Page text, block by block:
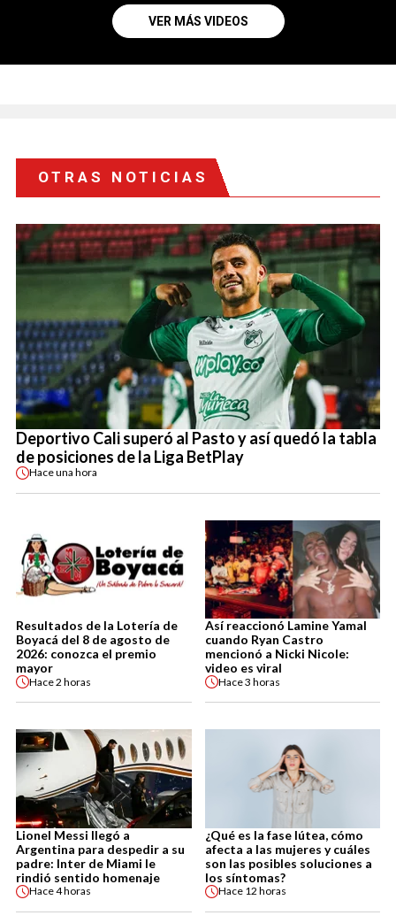
VER MÁS VIDEOS
OTRAS NOTICIAS
Deportivo Cali superó al Pasto y así quedó la tabla
de posiciones de la Liga BetPlay
Haceuna hora
Resultados de la Lotería de
Boyacá del 8 de agosto de
2026: conozca el premio
mayor
Hace2 horas
Así reaccionó Lamine Yamal
cuando Ryan Castro
mencionó a Nicki Nicole:
video es viral
Hace3 horas
Lionel Messi llegó a
Argentina para despedir a su
padre: Inter de Miami le
rindió sentido homenaje
Hace4 horas
¿Qué es la fase lútea, cómo
afecta a las mujeres y cuáles
son las posibles soluciones a
los síntomas?
Hace 12 horas